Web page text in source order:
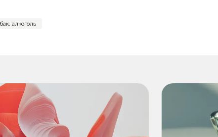
алкоголь